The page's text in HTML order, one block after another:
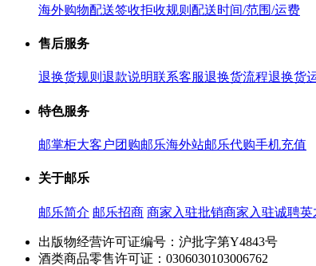
海外购物配送签收拒收规则 配送时间/范围/运费
售后服务
退换货规则 退款说明联系客服退换货流程退换货
特色服务
邮掌柜大客户团购邮乐海外站邮乐代购手机充值
关于邮乐
邮乐简介 邮乐招商 商家入驻批销商家入驻诚聘英
出版物经营许可证编号：沪批字第Y4843号
酒类商品零售许可证：0306030103006762